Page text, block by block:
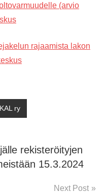
(arvio
rajaamista lakon
ry
rekisteröityjen
15.3.2024
Next Post